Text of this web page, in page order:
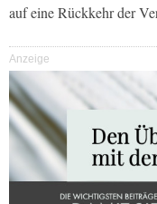
auf eine Rückkehr der
Anzeige